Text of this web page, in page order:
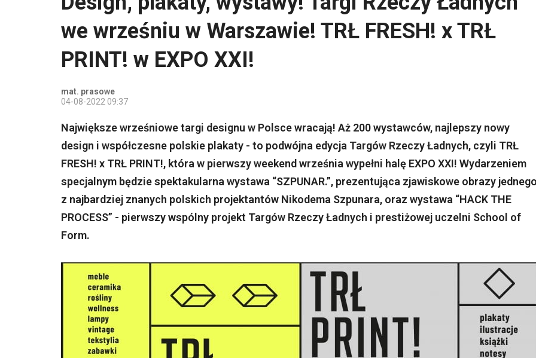
we wrześniu w Warszawie! TRŁ FRESH! x TRŁ
PRINT! w EXPO XXI!
mat. prasowe
04-08-2022 09:37
Największe wrześniowe targi designu w Polsce wracają! Aż 200 wystawców, najlepszy nowy
design i współczesne polskie plakaty - to podwójna edycja Targów Rzeczy Ładnych, czyli TRŁ
FRESH! x TRŁ PRINT!, która w pierwszy weekend września wypełni halę EXPO XXI! Wydarzeniem
specjalnym będzie spektakularna wystawa “SZPUNAR.”, prezentująca zjawiskowe obrazy jednego
z najbardziej znanych polskich projektantów Nikodema Szpunara, oraz wystawa “HACK THE
PROCESS” - pierwszy wspólny projekt Targów Rzeczy Ładnych i prestiżowej uczelni School of
Form.